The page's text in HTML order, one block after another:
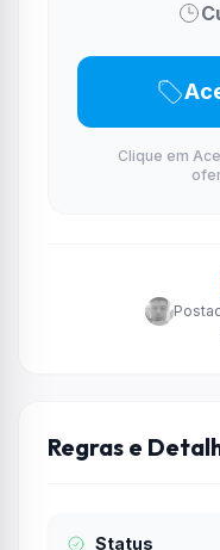
Clique em
Regras e
Status